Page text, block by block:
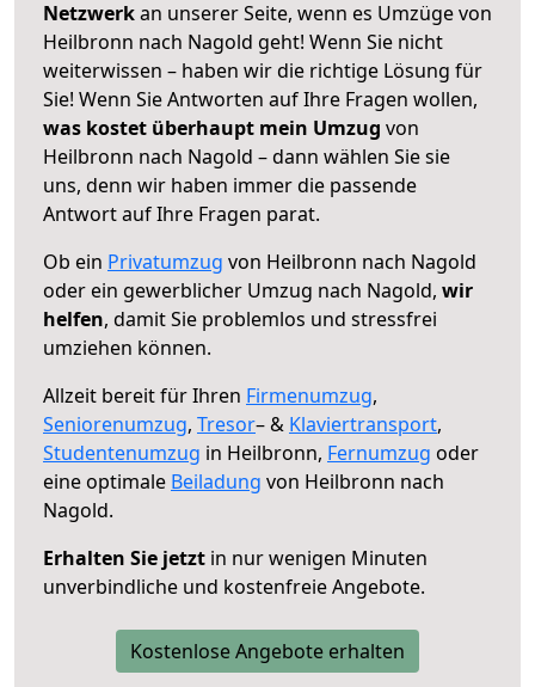
Netzwerkan unserer Seite, wenn es Umzüge von
Heilbronn nach Nagold geht! Wenn Sie nicht
weiterwissen – haben wir die richtige Lösung für
Sie! Wenn Sie Antworten auf Ihre Fragen wollen,
was kostet überhaupt mein Umzug von
Heilbronn nach Nagold – dann wählen Sie sie
uns, denn wir haben immer die passende
Antwort auf Ihre Fragen parat.
Ob ein Privatumzug von Heilbronn nach Nagold
oder ein gewerblicher Umzug nach Nagold, wir
helfen, damit Sie problemlos und stressfrei
umziehen können.
Allzeit bereit für Ihren Firmenumzug,
Seniorenumzug, Tresor– & Klaviertransport,
Studentenumzug in Heilbronn, Fernumzug oder
eine optimale Beiladung von Heilbronn nach
Nagold.
Erhalten Sie jetzt in nur wenigen Minuten
unverbindliche und kostenfreie Angebote.
Kostenlose Angebote erhalten